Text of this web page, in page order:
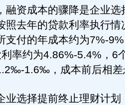
资成本的骤降是企业选
照去年的贷款利率执行情
支付的年成本约为7%-
率约为4.86%-5.4%，6
1.6‰，成本前后相差
选择提前终止理财计划